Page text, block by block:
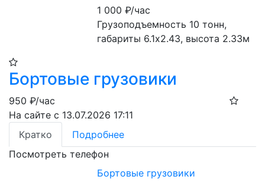
1 000₽/час
Грузоподъемность 10 тонн,
габариты 6.1х2.43, высота 2.33м
Бортовые грузовики
950 ₽/час
На сайте с 13.07.2026 17:11
Кратко
Подробнее
Посмотреть телефон
Бортовые грузовики